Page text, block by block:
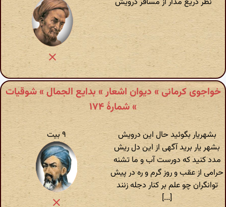
خواجوی کرمانی » دیوان اشعار » بدایع الجمال » شوقیات
» شمارهٔ ۱۷۴
بشهریار بگوئید حال این درویش
بشهر یار برید آگهی از این دل ریش
مدد کنید که دورست آب و ما تشنه
حرامی از عقب و روز گرم و ره در پیش
توانگران چو علم بر کنار دجله زنند
[...]
۹ بیت